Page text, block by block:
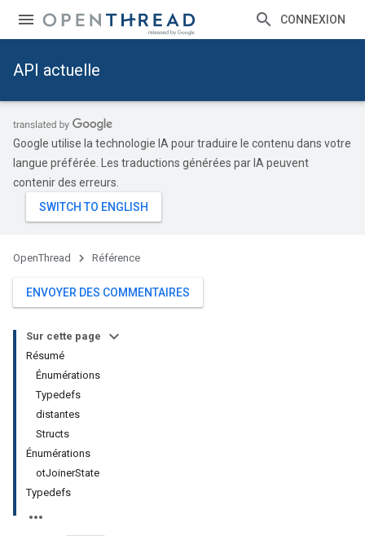
CONNEXION
API actuelle
Google utilise la technologie IA pour traduire le contenu dans votre
langue préférée. Les traductions générées par IA peuvent
contenir des erreurs.
OpenThread Référence
ENVOYER DES COMMENTAIRES
Sur cette page
Résumé
Énumérations
Typedefs
distantes
Structs
Énumérations
otJoinerState
Typedefs